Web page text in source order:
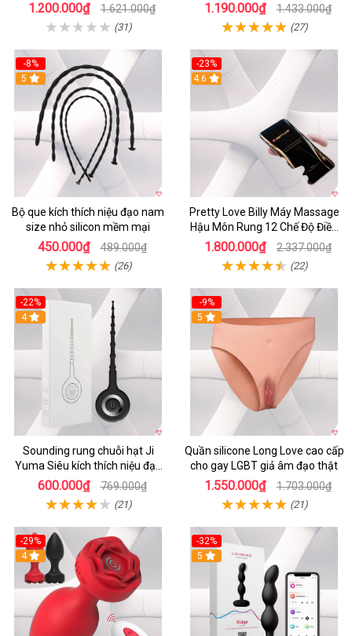
mạnh mẽ
1.200.000₫ 1.621.000₫
(31)
kích thích
1.190.000₫ 1.433.000₫
(27)
-8%
5
Bộ que kích thích niệu đạo nam
size nhỏ silicon mềm mại
450.000₫ 489.000₫
(26)
-23%
4.6
Pretty Love Billy Máy Massage
Hậu Môn Rung 12 Chế Độ Điều
Khiển App
1.800.000₫ 2.337.000₫
(22)
-22%
4
Sounding rung chuỗi hạt Ji
Yuma Siêu kích thích niệu đạo
Nam Gay
600.000₫ 769.000₫
(21)
-9%
5
Quần silicone Long Love cao cấp
cho gay LGBT giả âm đạo thật
1.550.000₫ 1.703.000₫
(21)
-29%
4
-32%
5